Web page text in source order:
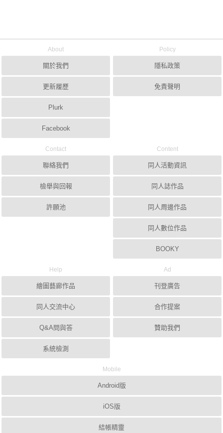
About
關於我們
更新履歷
Plurk
Facebook
Policy
隱私政策
免責聲明
Contact
聯絡我們
檢舉與回報
許願池
Content
同人活動資訊
同人誌作品
同人周邊作品
同人數位作品
BOOKY
Help
繪圖藝廊作品
同人交流中心
Q&A問與答
系統檢測
Ad
刊登廣告
合作提案
贊助我們
Mobile
Android版
iOS版
結帳精靈